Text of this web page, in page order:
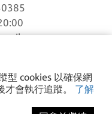
型 cookies 以確保網
才會執行追蹤。 了解
1168巷7號
rights reserved.